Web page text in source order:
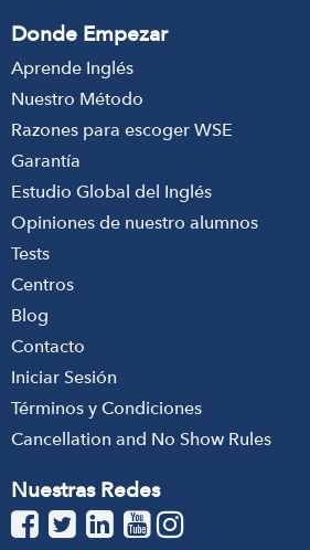
Donde Empezar
Aprende Inglés
Nuestro Método
Razones para escoger WSE
Garantía
Estudio Global del Inglés
Opiniones de nuestro alumnos
Tests
Centros
Blog
Contacto
Iniciar Sesión
Términos y Condiciones
Cancellation and No Show Rules
Nuestras Redes